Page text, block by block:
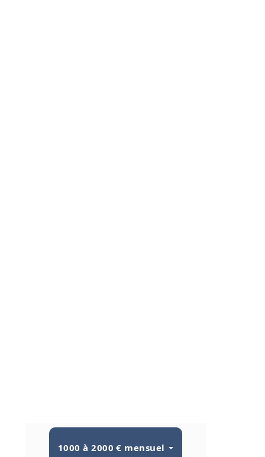
1000 à 2000 € mensuel